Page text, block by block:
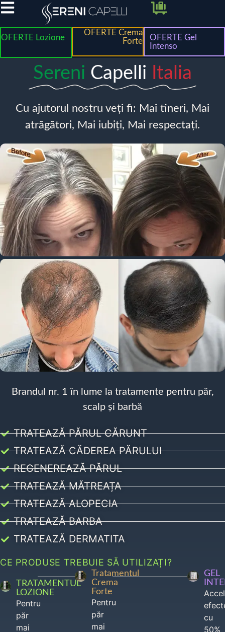
OFERTE Lozione
OFERTE Crema
Forte
OFERTE Gel
Intenso
Sereni Capelli Italia
Cu ajutorul nostru veți fi: Mai tineri, Mai
atrăgători, Mai iubiți, Mai respectați.
Brandul nr. 1 în lume la tratamente pentru păr,
scalp și barbă
TRATEAZĂ PĂRUL CĂRUNT
TRATEAZĂ CĂDEREA PĂRULUI
REGENEREAZĂ PĂRUL
TRATEAZĂ MĂTREAȚA
TRATEAZĂ ALOPECIA
TRATEAZĂ BARBA
TRATEAZĂ DERMATITA
CE PRODUSE TREBUIE SĂ UTILIZAȚI?
TRATAMENTUL
LOZIONE
Pentru
păr
mai
Tratamentul
Crema
Forte
Pentru
păr
mai
GEL
cu
50%